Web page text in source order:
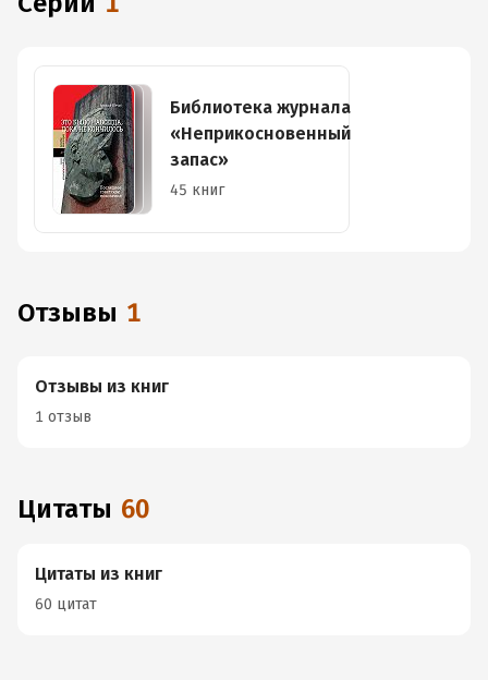
Библиотека журнала
«Неприкосновенный
запас»
45 книг
Отзывы 1
Отзывы из книг
1 отзыв
Цитаты 60
Цитаты из книг
60 цитат